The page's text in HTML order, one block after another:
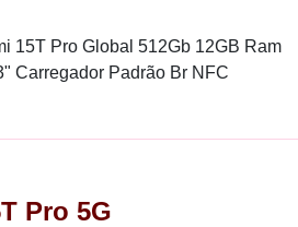
15T Pro Global 512Gb 12GB Ram
Carregador Padrão Br NFC
Pro 5G